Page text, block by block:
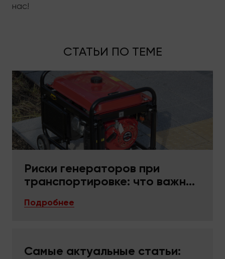
нас!
СТАТЬИ ПО ТЕМЕ
Риски генераторов при
транспортировке: что важно
Подробнее
Самые актуальные статьи: